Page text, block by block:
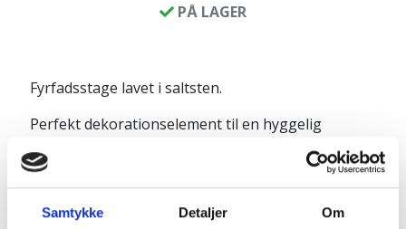
Samtykke Detaljer Om
PÅ LAGER
Fyrfadsstage lavet i saltsten.
Perfekt dekorationselement til en hyggelig
indretning der vil sprede et blødt og varmt lys.
Produktinfo: